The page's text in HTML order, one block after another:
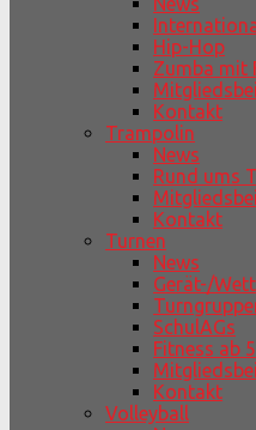
Hip-Hop
Zumba mit
Kontakt
Trampolin
News
Rund ums
Kontakt
Turnen
News
Gerät-/
SchulAGs
Fitness ab
Kontakt
Volleyball